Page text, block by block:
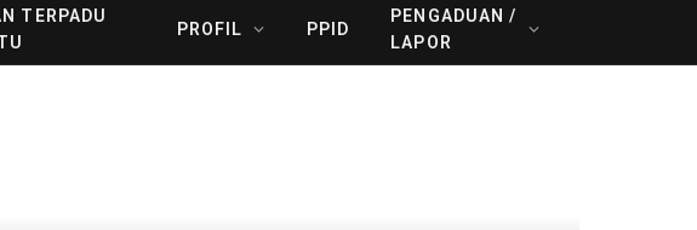
TERPADU
PROFIL PPID
PENGADUAN /
LAPOR